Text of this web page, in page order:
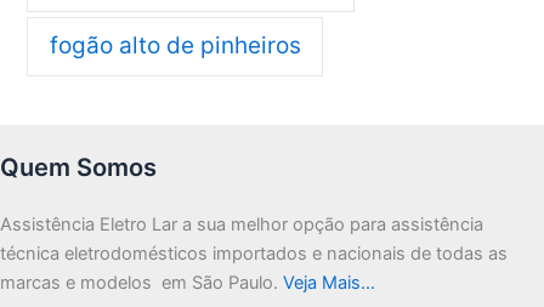
fogão alto de pinheiros
Quem Somos
Assistência Eletro Lar a sua melhor opção para assistência
técnica eletrodomésticos importados e nacionais de todas as
marcas e modelos em São Paulo. Veja Mais…